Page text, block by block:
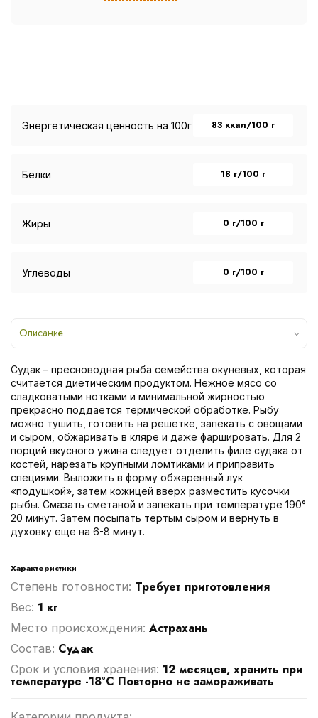
Энергетическая ценность на 100г 83 ккал/100 г
Белки 18 г/100 г
Жиры 0 г/100 г
Углеводы 0 г/100 г
Описание
Судак – пресноводная рыба семейства окуневых, которая
считается диетическим продуктом. Нежное мясо со
сладковатыми нотками и минимальной жирностью
прекрасно поддается термической обработке. Рыбу
можно тушить, готовить на решетке, запекать с овощами
и сыром, обжаривать в кляре и даже фаршировать. Для 2
порций вкусного ужина следует отделить филе судака от
костей, нарезать крупными ломтиками и приправить
специями. Выложить в форму обжаренный лук
«подушкой», затем кожицей вверх разместить кусочки
рыбы. Смазать сметаной и запекать при температуре 190°
20 минут. Затем посыпать тертым сыром и вернуть в
духовку еще на 6-8 минут.
Характеристики
Степень готовности: Требует приготовления
Вес: 1 кг
Место происхождения: Астрахань
Cостав: Судак
Срок и условия хранения: 12 месяцев, хранить при
температуре -18°C Повторно не замораживать